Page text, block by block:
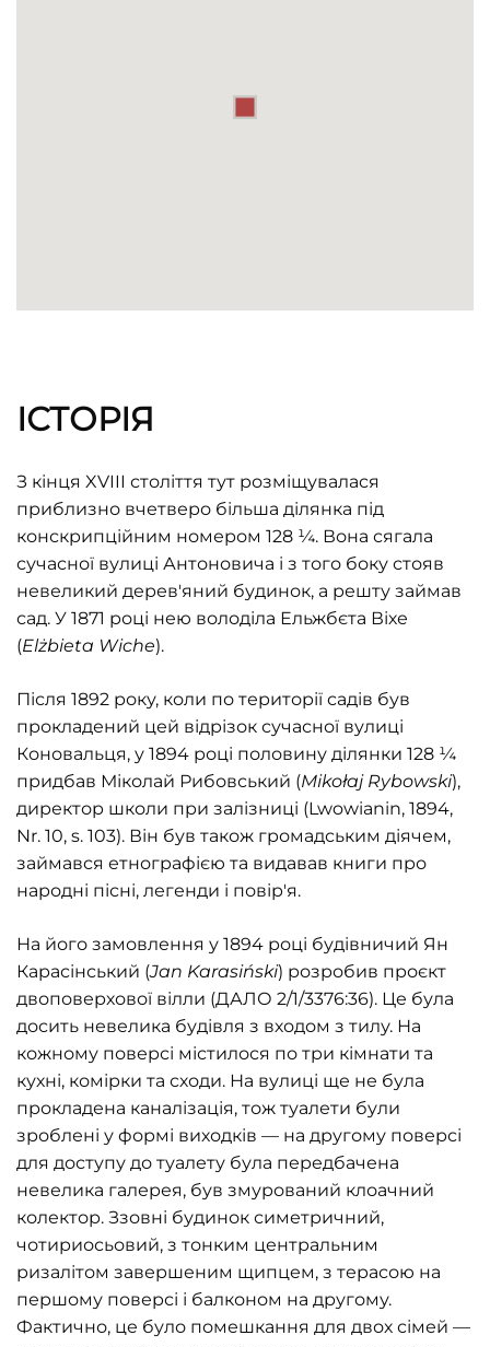
ІСТОРІЯ
З кінця XVIII століття тут розміщувалася
приблизно вчетверо більша ділянка під
конскрипційним номером 128 ¼. Вона сягала
сучасної вулиці Антоновича і з того боку стояв
невеликий дерев'яний будинок, а решту займав
сад. У 1871 році нею володіла Ельжбєта Віхе
(Elżbieta Wiche).
Після 1892 року, коли по території садів був
прокладений цей відрізок сучасної вулиці
Коновальця, у 1894 році половину ділянки 128 ¼
придбав Міколай Рибовський (Mikołaj Rybowski),
директор школи при залізниці (Lwowianin, 1894,
Nr. 10, s. 103). Він був також громадським діячем,
займався етнографією та видавав книги про
народні пісні, легенди і повір'я.
На його замовлення у 1894 році будівничий Ян
Карасінський (Jan Karasiński) розробив проєкт
двоповерхової вілли (ДАЛО 2/1/3376:36). Це була
досить невелика будівля з входом з тилу. На
кожному поверсі містилося по три кімнати та
кухні, комірки та сходи. На вулиці ще не була
прокладена каналізація, тож туалети були
зроблені у формі виходків — на другому поверсі
для доступу до туалету була передбачена
невелика галерея, був змурований клоачний
колектор. Ззовні будинок симетричний,
чотириосьовий, з тонким центральним
ризалітом завершеним щипцем, з терасою на
першому поверсі і балконом на другому.
Фактично, це було помешкання для двох сімей —